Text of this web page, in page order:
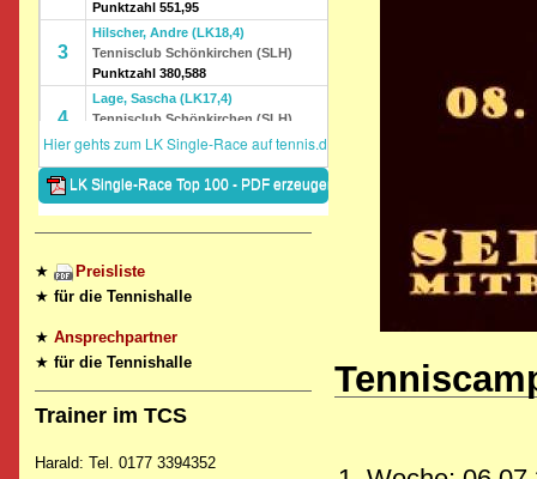
★
Preisliste
★für die Tennishalle
★Ansprechpartner
★für die Tennishalle
Trainer im TCS
Harald: Tel. 0177 3394352